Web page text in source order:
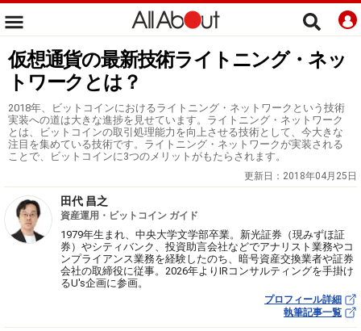
仮想通貨の最新技術ライトニング・ネッ
トワークとは？
2018年、ビットコインにおけるライトニング・ネットワークという技術
実装への道は大きな進捗を見せています。ライトニング・ネットワーク
とは、ビットコインの取引処理能力を向上させる技術として、今大きな
注目を集めている技術です。ライトニング・ネットワークが実装される
ことで、ビットコインに3つのメリットがもたらされます。
更新日： 2018年04月25日
田代 昌之
資産運用・ビットコイン ガイド
1979年生まれ、中央大学文学部卒業。新光証券（現みずほ証
券）やシティバンク、投資助言会社などでアナリスト業務やコ
ンプライアンス業務を経験したのち、暗号資産交換業者や証券
会社の取締役に従事。2026年よりIRコンサルティングを手掛け
るU's企画に参画。
プロフィール詳細
執筆記事一覧